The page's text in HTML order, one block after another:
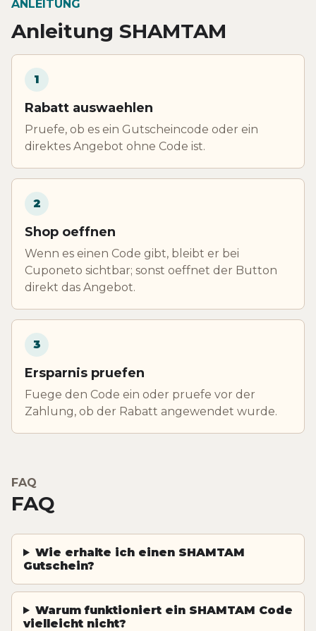
ANLEITUNG
Anleitung SHAMTAM
1
Rabatt auswaehlen
Pruefe, ob es ein Gutscheincode oder ein
direktes Angebot ohne Code ist.
2
Shop oeffnen
Wenn es einen Code gibt, bleibt er bei
Cuponeto sichtbar; sonst oeffnet der Button
direkt das Angebot.
3
Ersparnis pruefen
Fuege den Code ein oder pruefe vor der
Zahlung, ob der Rabatt angewendet wurde.
FAQ
FAQ
Wie erhalte ich einen SHAMTAM
Gutschein?
Warum funktioniert ein SHAMTAM Code
vielleicht nicht?